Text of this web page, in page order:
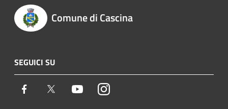
Comune di Cascina
SEGUICI SU
Facebook Twitter YoutubeInstagram